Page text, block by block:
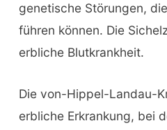
genetische Störungen,
führen können. Die
erbliche Blutkrankheit.
Die von-Hippel-Landau-
erbliche Erkrankung, bei